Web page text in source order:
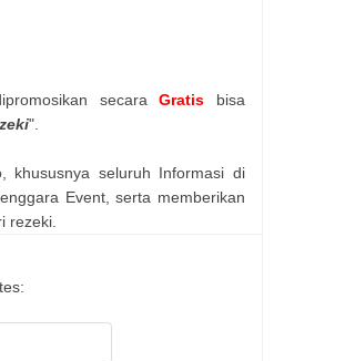
secaraGratis bisa
".
khususnya seluruh Informasi di
Event, serta memberikan
rezeki.